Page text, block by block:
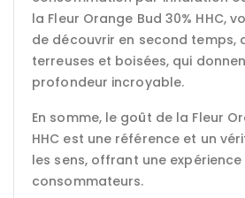
la Fleur Orange Bud 30% HHC,
de découvrir en second temps,
terreuses et boisées, qui
profondeur incroyable.
En somme, le goût de la Fleur
HHC est une référence et un
les sens, offrant une
consommateurs.